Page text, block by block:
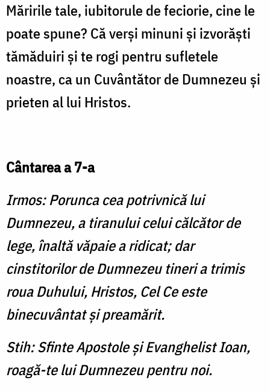
Măririle tale, iubitorule de feciorie, cine le
poate spune? Că verşi minuni şi izvorăşti
tămăduiri şi te rogi pentru sufletele
noastre, ca un Cuvântător de Dumnezeu şi
prieten al lui Hristos.
Cântarea a 7-a
Irmos: Porunca cea potrivnică lui
Dumnezeu, a tiranului celui călcător de
lege, înaltă văpaie a ridicat; dar
cinstitorilor de Dumnezeu tineri a trimis
roua Duhului, Hristos, Cel Ce este
binecuvântat şi preamărit.
Stih: Sfinte Apostole şi Evanghelist Ioan,
roagă-te lui Dumnezeu pentru noi.